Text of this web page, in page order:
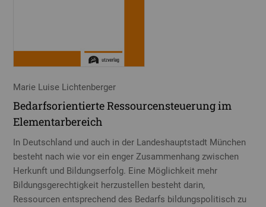
Marie Luise Lichtenberger
Bedarfsorientierte Ressourcensteuerung im
Elementarbereich
In Deutschland und auch in der Landeshauptstadt München
besteht nach wie vor ein enger Zusammenhang zwischen
Herkunft und Bildungserfolg. Eine Möglichkeit mehr
Bildungsgerechtigkeit herzustellen besteht darin,
Ressourcen entsprechend des Bedarfs bildungspolitisch zu